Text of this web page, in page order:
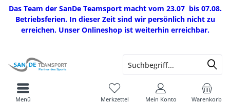
Das Team der SanDe Teamsport macht vom 23.07 bis 07.08.
Betriebsferien. In dieser Zeit sind wir persönlich nicht zu
erreichen. Unser Onlineshop ist weiterhin erreichbar.
Warenkorb
Merkzettel Mein Konto
Menü